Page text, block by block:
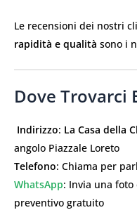
Le recensioni dei nostri
rapidità e qualità sono i
Dove Trovarci
Indirizzo: La Casa della
angolo Piazzale Loreto
Telefono: Chiama per
WhatsApp: Invia una
preventivo gratuito